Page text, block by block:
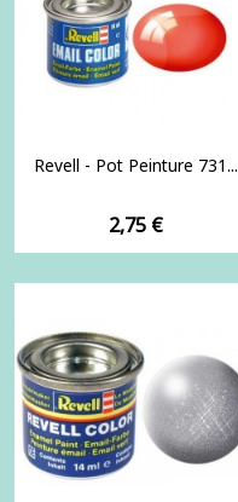
Revell - Pot Peinture 731...
Prix
2,75 €